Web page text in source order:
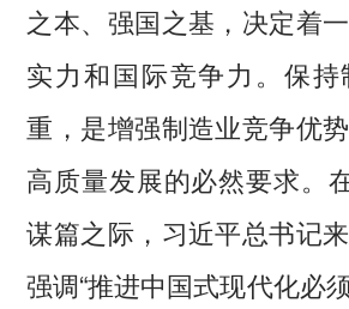
之本、强国之基，决定着
实力和国际竞争力。保
重，是增强制造业竞争优
高质量发展的必然要求。
谋篇之际，习近平总书记
强调“推进中国式现代化必